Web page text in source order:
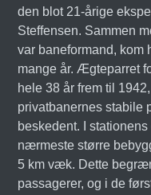
den blot 21-årige
Steffensen. Sammen
var baneformand, kom
mange år. Ægteparret
hele 38 år frem til
privatbanernes stabile
beskedent. I
nærmeste større
5 km væk. Dette
passagerer, og i de